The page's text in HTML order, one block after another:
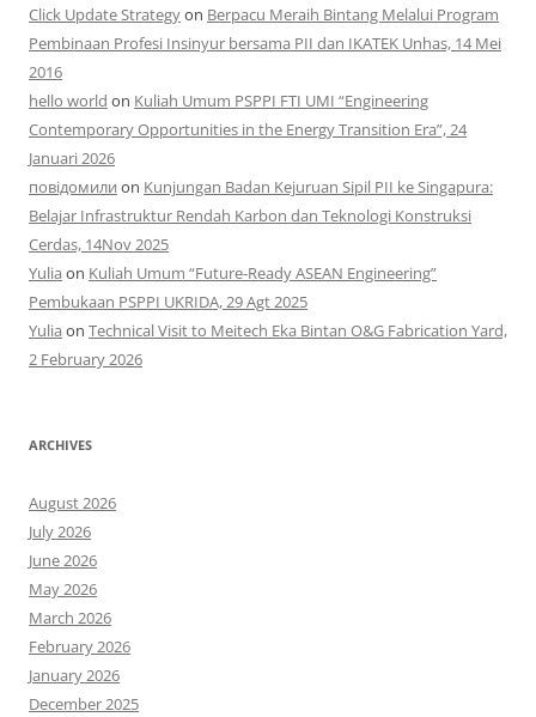
Click Update Strategyon Berpacu Meraih Bintang Melalui Program
Pembinaan Profesi Insinyur bersama PII dan IKATEK Unhas, 14 Mei
2016
hello world on Kuliah Umum PSPPI FTI UMI “Engineering
Contemporary Opportunities in the Energy Transition Era”, 24
Januari 2026
повідомили on Kunjungan Badan Kejuruan Sipil PII ke Singapura:
Belajar Infrastruktur Rendah Karbon dan Teknologi Konstruksi
Cerdas, 14Nov 2025
Yulia on Kuliah Umum “Future-Ready ASEAN Engineering”
Pembukaan PSPPI UKRIDA, 29 Agt 2025
Yulia on Technical Visit to Meitech Eka Bintan O&G Fabrication Yard,
2 February 2026
ARCHIVES
August 2026
July 2026
June 2026
May 2026
March 2026
February 2026
January 2026
December 2025